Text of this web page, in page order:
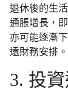
退休後的生
通脹增長，
亦可能逐漸
遠財務安排。
3. 投